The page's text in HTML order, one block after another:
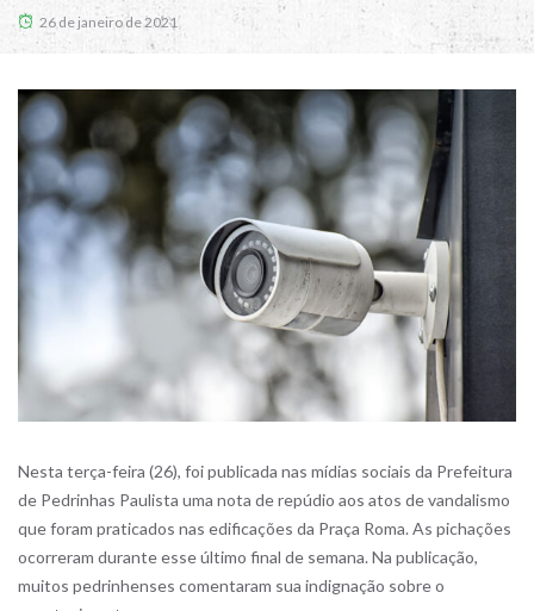
26 de janeiro de 2021
Nesta terça-feira (26), foi publicada nas mídias sociais da Prefeitura
de Pedrinhas Paulista uma nota de repúdio aos atos de vandalismo
que foram praticados nas edificações da Praça Roma. As pichações
ocorreram durante esse último final de semana. Na publicação,
muitos pedrinhenses comentaram sua indignação sobre o